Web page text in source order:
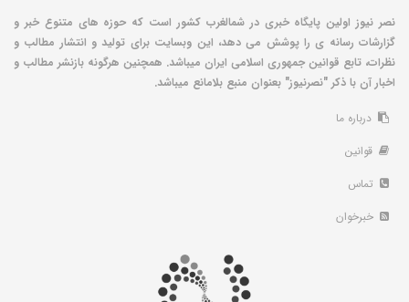
نصر نیوز اولین پایگاه خبری در شمالغرب کشور است که حوزه های متنوع خبر و
گزارشات رسانه ی را پوشش می دهد، این وبسایت برای تولید و انتشار مطالب و
نظرات، تابع قوانین جمهوری اسلامی ایران میباشد. همچنین هرگونه بازنشر مطالب و
اخبار آن با ذکر "نصرنیوز" بعنوان منبع بلامانع میباشد.
درباره ما
قوانین
تماس
خبرخوان